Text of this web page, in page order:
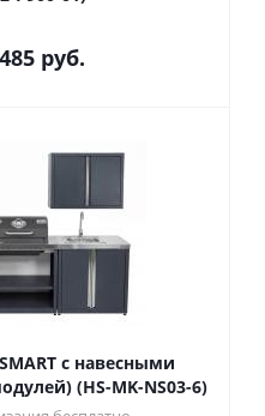
руб.
с навесными
(HS-MK-NS03-6)